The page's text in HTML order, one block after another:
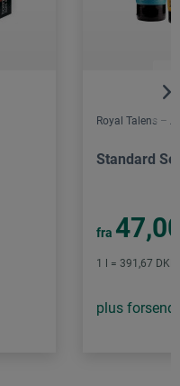
Royal Talens –
Standard
fra
1 l = 391,67
plus